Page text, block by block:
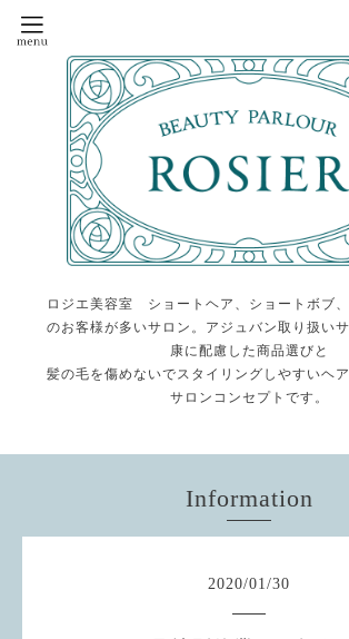
ロジエ美容室 ショートヘア、ショートボブ
のお客様が多いサロン。アジュバン取り扱い
康に配慮した商品選びと
髪の毛を傷めないでスタイリングしやすいヘ
サロンコンセプトです。
Information
2020/01/30